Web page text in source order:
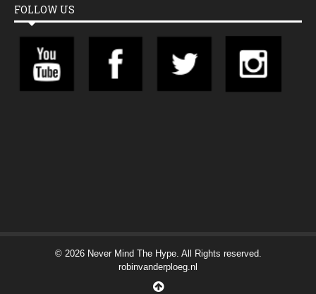
FOLLOW US
© 2026 Never Mind The Hype. All Rights reserved.
robinvanderploeg.nl